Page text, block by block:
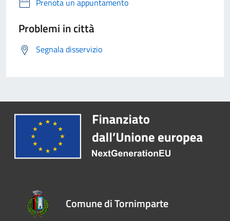
Prenota un appuntamento
Problemi in città
Segnala disservizio
Comune di Tornimparte